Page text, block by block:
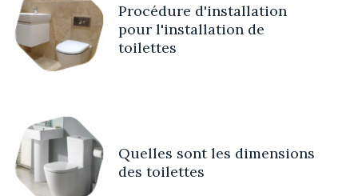
Procédure d'installation
pour l'installation de
toilettes
Quelles sont les dimensions
des toilettes